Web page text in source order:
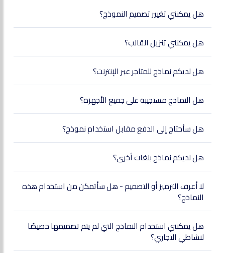
هل يمكنني تغيير تصميم النموذج؟
هل يمكنني تنزيل القالب؟
هل لديكم نماذج للمتاجر عبر الإنترنت؟
هل النماذج مستجيبة على جميع الأجهزة؟
هل سأحتاج إلى الدفع مقابل استخدام نموذج؟
هل لديكم نماذج بلغات أخرى؟
لا أعرف الترميز أو التصميم - هل سأتمكن من استخدام هذه
النماذج؟
هل يمكنني استخدام النماذج التي لم يتم تصميمها خصيصًا
لنشاطي التجاري؟